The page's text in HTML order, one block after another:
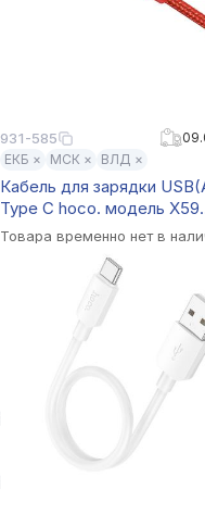
931-585
ЕКБ ×
МСК × ВЛД ×
Кабель для зарядки
Type C hoco. модель X59
Victory, 1 м, красный
Товара временно нет в